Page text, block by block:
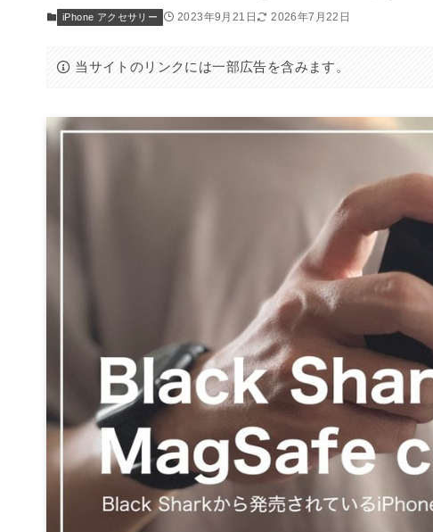
iPhone アクセサリー 2023年9月21日 2026年7月22日
当サイトのリンクには一部広告を含みます。